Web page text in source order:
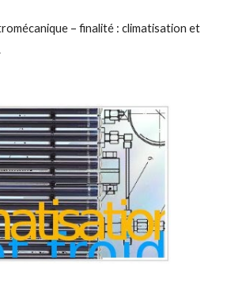
– finalité : climatisation et